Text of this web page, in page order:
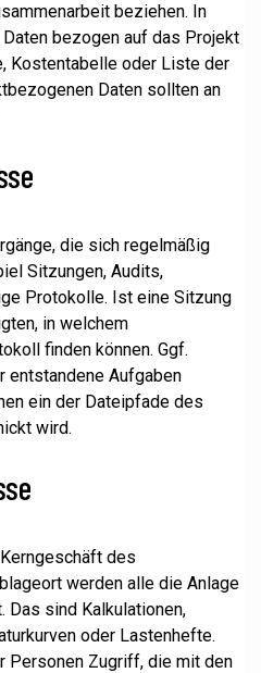
beziehen. In
bezogen auf das Projekt
Kostentabelle oder Liste der
Daten sollten an
die sich regelmäßig
Sitzungen, Audits,
Protokolle. Ist eine Sitzung
in welchem
finden können. Ggf.
entstandene Aufgaben
ein der Dateipfade des
wird.
des
werden alle die Anlage
sind Kalkulationen,
oder Lastenhefte.
Personen Zugriff, die mit den